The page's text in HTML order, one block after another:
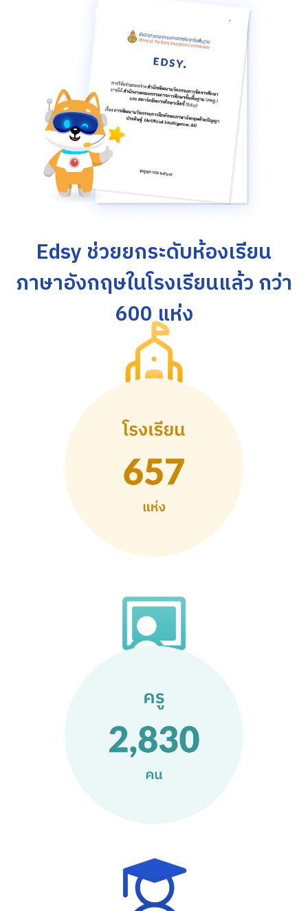
Edsy ช่วยยกระดับห้องเรียน
ภาษาอังกฤษในโรงเรียนแล้ว กว่า
600 แห่ง